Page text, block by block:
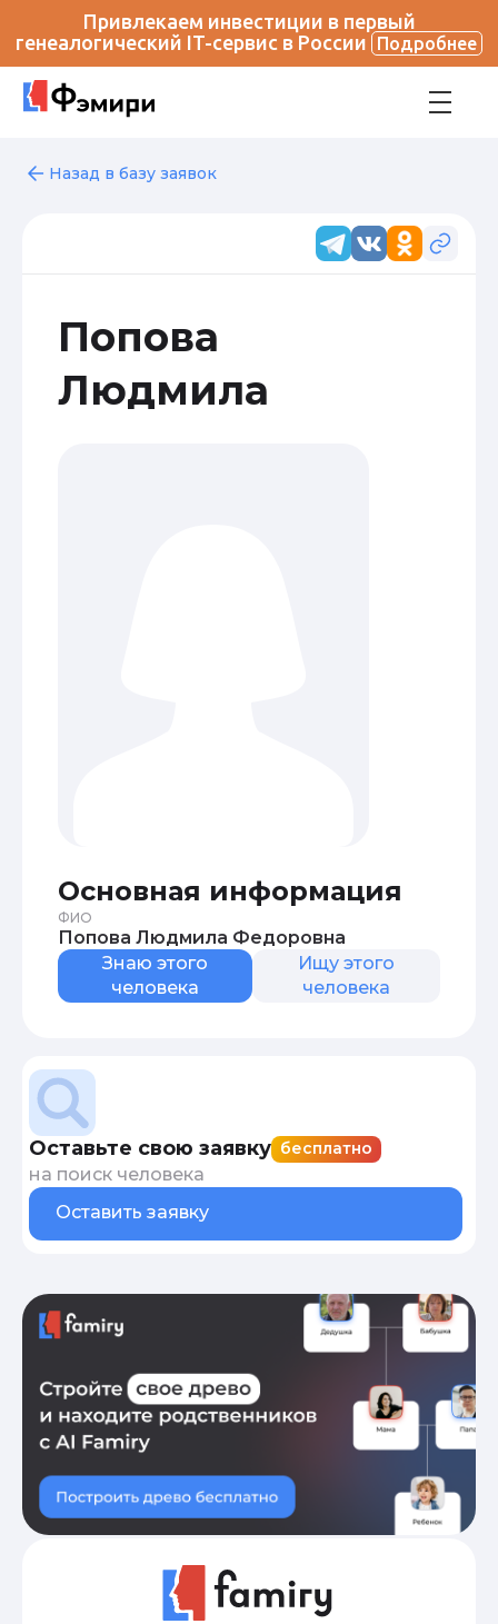
Привлекаем инвестиции в первый
генеалогический IT-сервис в России
Подробнее
Назад в базу заявок
Попова
Людмила
Основная информация
ФИО
Попова Людмила Федоровна
Знаю этого
человека
Ищу этого
человека
Оставьте свою заявку бесплатно
на поиск человека
Оставить заявку